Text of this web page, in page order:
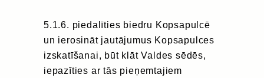
5.1.6. piedalīties biedru Kopsapulcē
un ierosināt jautājumus Kopsapulces
izskatīšanai, būt klāt Valdes sēdēs,
iepazīties ar tās pieņemtajiem